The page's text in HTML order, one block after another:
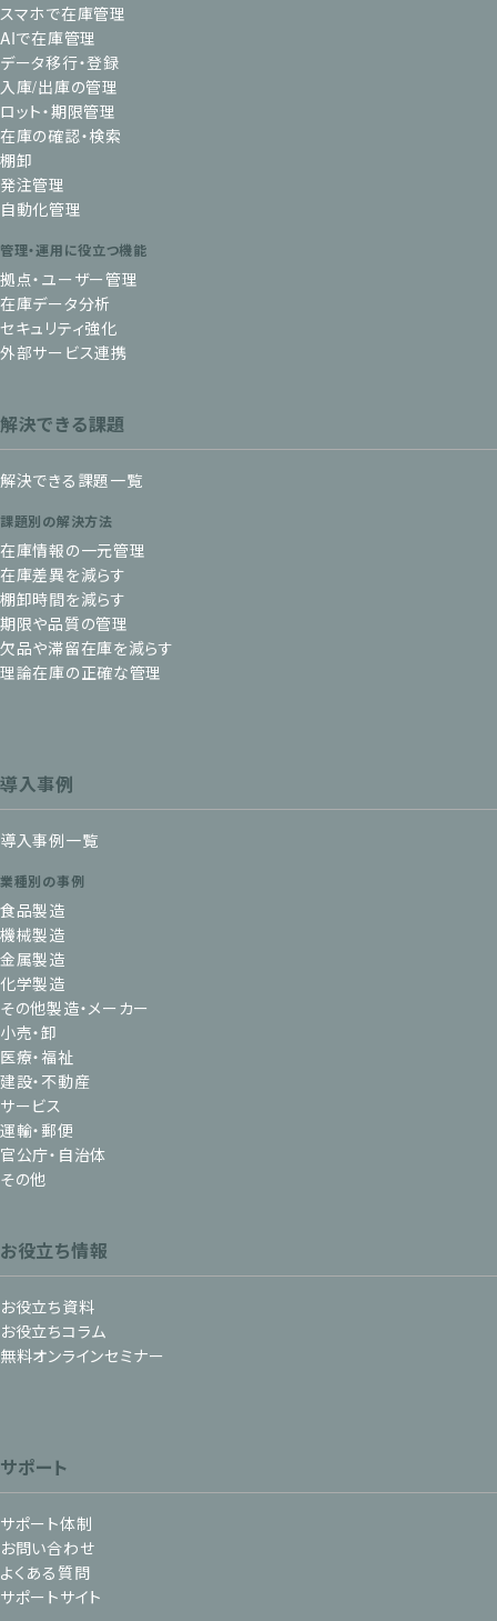
スマホで在庫管理
AIで在庫管理
データ移行・登録
入庫/出庫の管理
ロット・期限管理
在庫の確認・検索
棚卸
発注管理
自動化管理
管理・運用に役立つ機能
拠点・ユーザー管理
在庫データ分析
セキュリティ強化
外部サービス連携
解決できる課題
解決できる課題一覧
課題別の解決方法
在庫情報の一元管理
在庫差異を減らす
棚卸時間を減らす
期限や品質の管理
欠品や滞留在庫を減らす
理論在庫の正確な管理
導入事例
導入事例一覧
業種別の事例
食品製造
機械製造
金属製造
化学製造
その他製造・メーカー
小売・卸
医療・福祉
建設・不動産
サービス
運輸・郵便
官公庁・自治体
その他
お役立ち情報
お役立ち資料
お役立ちコラム
無料オンラインセミナー
サポート
サポート体制
お問い合わせ
よくある質問
サポートサイト